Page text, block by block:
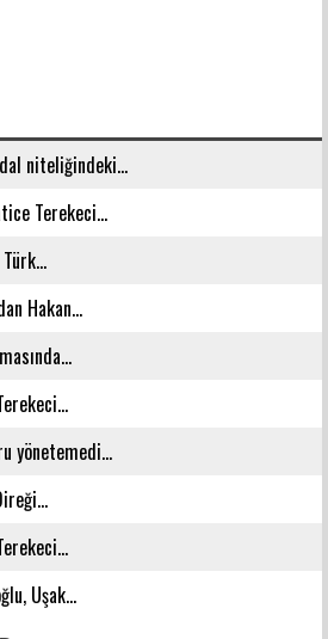
niteliğindeki...
Terekeci...
Hakan...
yönetemedi...
Uşak...